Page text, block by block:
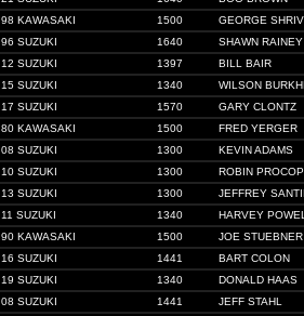
98 KAWASAKI 1500
GEORGE
96 SUZUKI 1640
SHAWN RAINEY
12 SUZUKI 1397
BILL BAIR
15 SUZUKI 1340
WILSON
17 SUZUKI 1570
GARY CLONTZ
80 KAWASAKI 1500
FRED YERGER
08 SUZUKI 1300
KEVIN ADAMS
10 SUZUKI 1300
ROBIN
13 SUZUKI 1300
JEFFREY
11 SUZUKI 1340
HARVEY
90 KAWASAKI 1500
JOE STUEBNER
16 SUZUKI 1441
BART COLON
19 SUZUKI 1340
DONALD HAAS
08 SUZUKI 1441
JEFF STAHL